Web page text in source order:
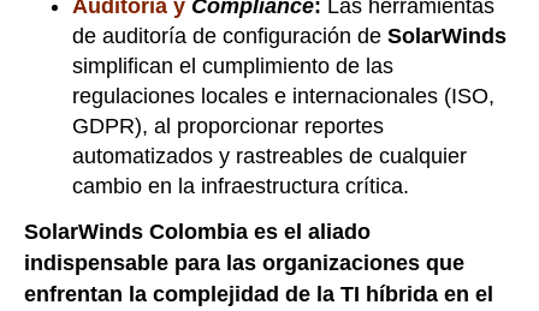
Auditoría y Compliance: Las herramientas
de auditoría de configuración de SolarWinds
simplifican el cumplimiento de las
regulaciones locales e internacionales (ISO,
GDPR), al proporcionar reportes
automatizados y rastreables de cualquier
cambio en la infraestructura crítica.
SolarWinds Colombia es el aliado
indispensable para las organizaciones que
enfrentan la complejidad de la TI híbrida en el